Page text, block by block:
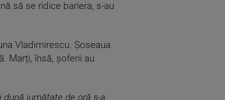
să se ridice bariera, s-au
Vladimirescu. Șoseaua
Marți, însă, șoferii au
jumătate de oră s-a